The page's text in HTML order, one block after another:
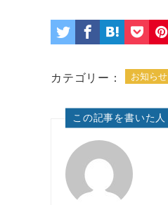
カテゴリー： お知らせ
この記事を書いた人